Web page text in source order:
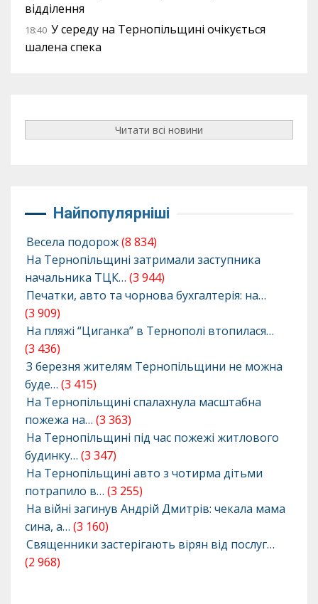
відділення
18:40 У середу на Тернопільщині очікується
шалена спека
Читати всі новини
Найпопулярніші
Весела подорож(8 834)
На Тернопільщині затримали заступника
начальника ТЦК… (3 944)
Печатки, авто та чорнова бухгалтерія: на…
(3 909)
На пляжі “Циганка” в Тернополі втопилася…
(3 436)
З березня жителям Тернопільщини не можна
буде… (3 415)
На Тернопільщині спалахнула масштабна
пожежа на… (3 363)
На Тернопільщині під час пожежі житлового
будинку… (3 347)
На Тернопільщині авто з чотирма дітьми
потрапило в… (3 255)
На війні загинув Андрій Дмитрів: чекала мама
сина, а… (3 160)
Священники застерігають вірян від послуг…
(2 968)